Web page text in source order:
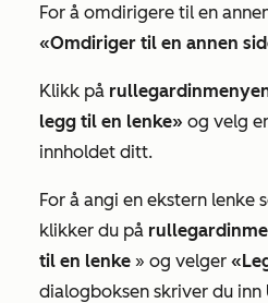
For å omdirigere til en
«Omdiriger til en annen
Klikk på
legg til en lenke» og velg
innholdet ditt.
For å angi en ekstern lenke
klikker du på
til en lenke » og velger
dialogboksen skriver du inn